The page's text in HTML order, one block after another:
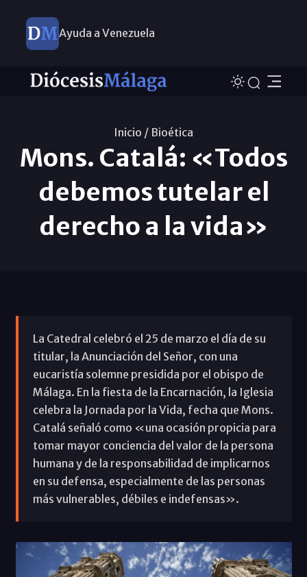
Ayuda a Venezuela
Inicio / Bioética
Mons. Catalá: «Todos
debemos tutelar el
derecho a la vida»
La Catedral celebró el 25 de marzo el día de su
titular, la Anunciación del Señor, con una
eucaristía solemne presidida por el obispo de
Málaga. En la fiesta de la Encarnación, la Iglesia
celebra la Jornada por la Vida, fecha que Mons.
Catalá señaló como «una ocasión propicia para
tomar mayor conciencia del valor de la persona
humana y de la responsabilidad de implicarnos
en su defensa, especialmente de las personas
más vulnerables, débiles e indefensas».